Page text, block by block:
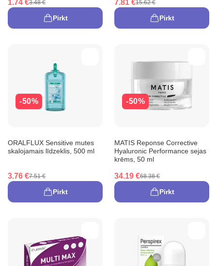
1.74 €3.48 €
Pirkt
7.81 €15.62 €
Pirkt
-50%
ORALFLUX Sensitive mutes
skalojamais līdzeklis, 500 ml
3.76 €7.51 €
Pirkt
-50%
MATIS Reponse Corrective
Hyaluronic Performance sejas
krēms, 50 ml
34.19 €68.38 €
Pirkt